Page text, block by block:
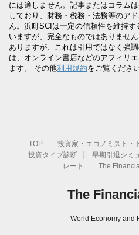
には適しません。記事またはコラム
しており、財務・税務・法務等のア
ん。浜町SCIは一定の信頼性を維持
いますが、完全なものではありませ
ありますが、これは引用ではなく強
は、オンライン書店などのアフィリ
ます。 その他利用規約をご覧ください
TOP 投資家・エコノミスト・
投資タイプ診断
早期引退シミ
レート
The
The
World Economy and